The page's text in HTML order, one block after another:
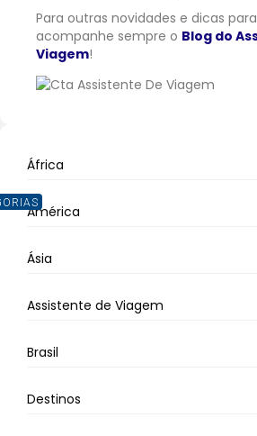
Para outras novidades e dicas
acompanhe sempre o Blog do
Viagem!
África
América
Ásia
Assistente de Viagem
Brasil
Destinos